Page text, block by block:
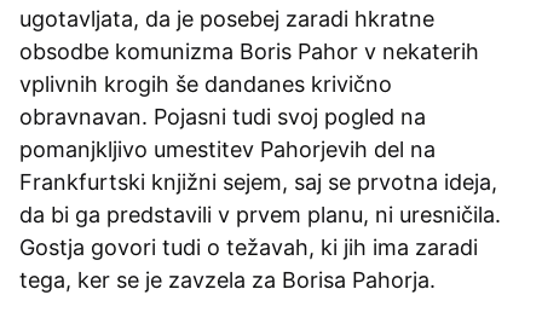
ugotavljata, da je posebej zaradi hkratne
obsodbe komunizma Boris Pahor v nekaterih
vplivnih krogih še dandanes krivično
obravnavan. Pojasni tudi svoj pogled na
pomanjkljivo umestitev Pahorjevih del na
Frankfurtski knjižni sejem, saj se prvotna ideja,
da bi ga predstavili v prvem planu, ni uresničila.
Gostja govori tudi o težavah, ki jih ima zaradi
tega, ker se je zavzela za Borisa Pahorja.